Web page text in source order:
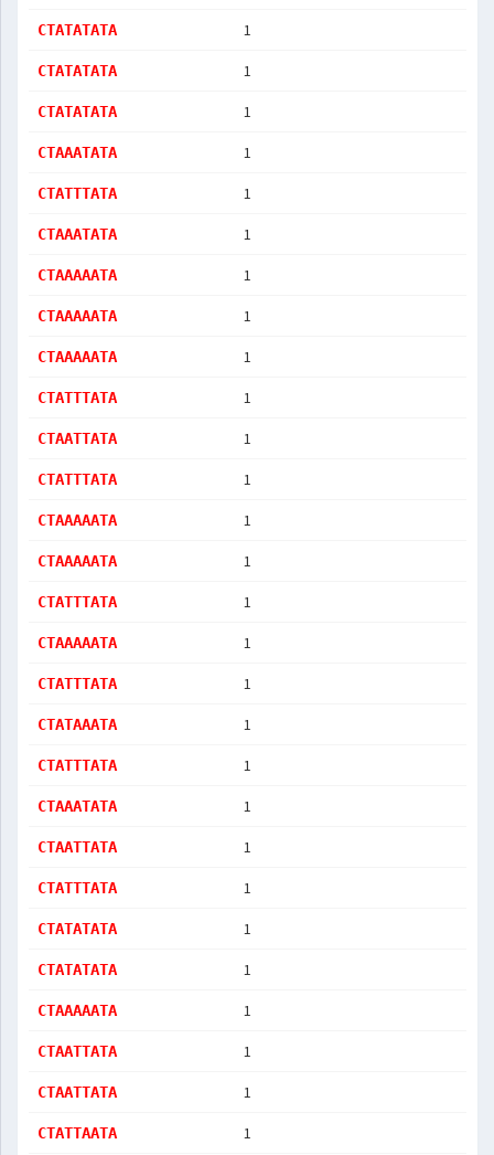
CTATATATA 1
CTATATATA 1
CTATATATA 1
CTAAATATA 1
CTATTTATA 1
CTAAATATA 1
CTAAAAATA 1
CTAAAAATA 1
CTAAAAATA 1
CTATTTATA 1
CTAATTATA 1
CTATTTATA 1
CTAAAAATA 1
CTAAAAATA 1
CTATTTATA 1
CTAAAAATA 1
CTATTTATA 1
CTATAAATA 1
CTATTTATA 1
CTAAATATA 1
CTAATTATA 1
CTATTTATA 1
CTATATATA 1
CTATATATA 1
CTAAAAATA 1
CTAATTATA 1
CTAATTATA 1
CTATTAATA 1